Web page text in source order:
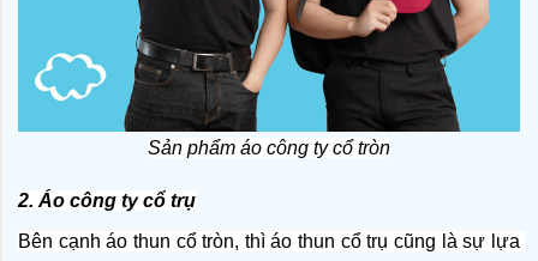
Sản phẩm áo công ty cổ tròn
2. Áo công ty cổ trụ
Bên cạnh áo thun cổ tròn, thì áo thun cổ trụ cũng là sự lựa